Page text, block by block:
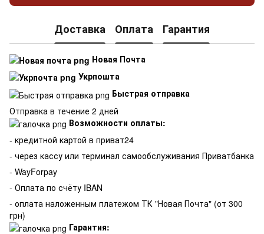
Доставка Оплата Гарантия
Новая Почта
Укрпошта
Быстрая отправка
Отправка в течение 2 дней
Возможности оплаты:
- кредитной картой в приват24
- через кассу или терминал самообслуживания Приватбанка
- WayForpay
- Оплата по счёту IBAN
- оплата наложенным платежом ТК "Новая Почта" (от 300
грн)
Гарантия: